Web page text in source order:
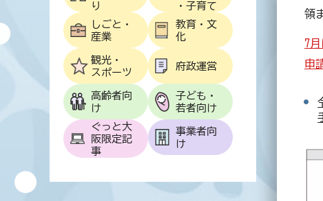
領
7
申
り
・子育て
しごと・
産業
教育・文
化
観光・
スポーツ
府政運営
高齢者向
け
子ども・
若者向け
ぐっと大
阪限定記
事
事業者向
け